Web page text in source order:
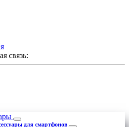
связь:
для смартфонов